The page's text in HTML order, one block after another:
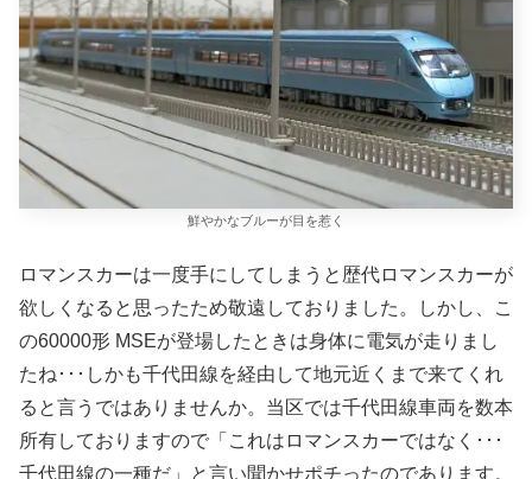
鮮やかなブルーが目を惹く
ロマンスカーは一度手にしてしまうと歴代ロマンスカーが
欲しくなると思ったため敬遠しておりました。しかし、こ
の60000形 MSEが登場したときは身体に電気が走りまし
たね･･･しかも千代田線を経由して地元近くまで来てくれ
ると言うではありませんか。当区では千代田線車両を数本
所有しておりますので「これはロマンスカーではなく･･･
千代田線の一種だ」と言い聞かせポチったのであります。